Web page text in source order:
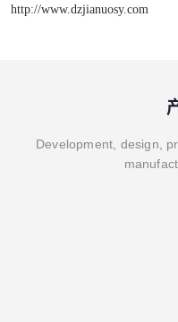
http://www.dzjianuosy.com
Development, design,